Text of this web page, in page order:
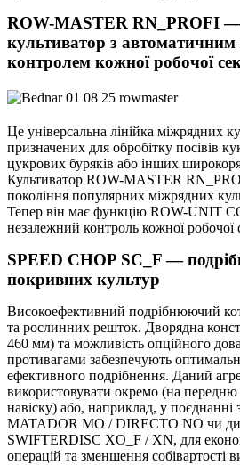
ROW-MASTER RN_PROFI
культиватор з
контролем кожної робочої
Це універсальна лінійка міжрядних
призначених для обробітку посівів
цукрових буряків або інших
Культиватор ROW-MASTER
покоління популярних міжрядних
Тепер він має функцію ROW-UNIT
незалежний контроль кожної робочої
SPEED CHOP SC_F —
покривних культур
Високоефективний подрібнюючий
та рослинних решток. Дворядна
460 мм) та можливість опційного
противагами забезпечують
ефективного подрібнення. Даний
використовувати окремо (на
навіску) або, наприклад, у
MATADOR MO / DIRECTO NO чи
SWIFTERDISC XO_F / XN, для
операцій та зменшення собівартості